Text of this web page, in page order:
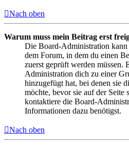
Nach oben
Warum muss mein Beitrag erst
Die Board-Administration kann
dem Forum, in dem du einen
zuerst geprüft werden müssen.
Administration dich zu einer
hinzugefügt hat, bei denen sie
möchte, bevor sie auf der Seite
kontaktiere die Board-
Informationen dazu benötigst.
Nach oben